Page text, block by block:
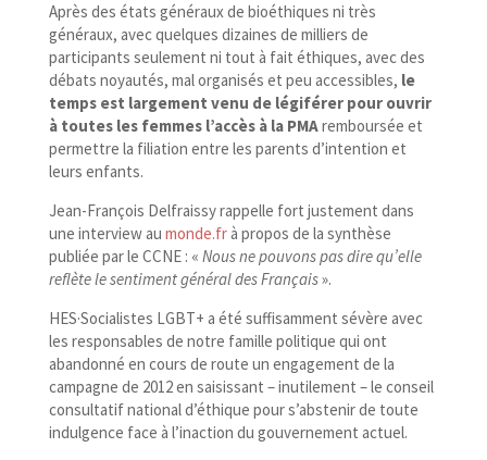
Après des états généraux de bioéthiques ni très
généraux, avec quelques dizaines de milliers de
participants seulement ni tout à fait éthiques, avec des
débats noyautés, mal organisés et peu accessibles, le
temps est largement venu de légiférer pour ouvrir
à toutes les femmes l’accès à la PMAremboursée et
permettre la filiation entre les parents d’intention et
leurs enfants.
Jean-​François Delfraissy rappelle fort justement dans
une interview au monde​.frà propos de la synthèse
publiée par le CCNE : « Nous ne pouvons pas dire qu’elle
reflète le sentiment général des Français».
HES·Socialistes LGBT+ a été suffisamment sévère avec
les responsables de notre famille politique qui ont
abandonné en cours de route un engagement de la
campagne de 2012 en saisissant – inutilement – le conseil
consultatif national d’éthique pour s’abstenir de toute
indulgence face à l’inaction du gouvernement actuel.